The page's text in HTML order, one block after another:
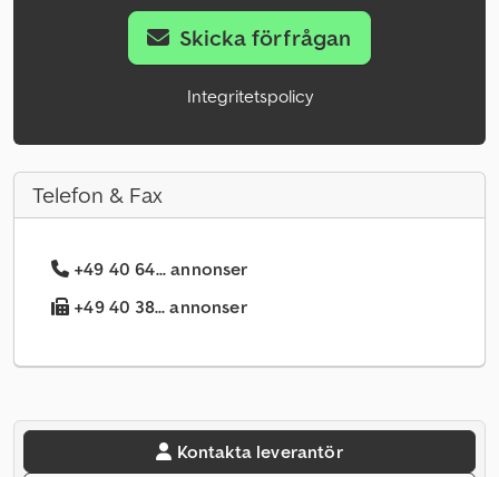
Skicka förfrågan
Integritetspolicy
Telefon & Fax
+49 40 64... annonser
+49 40 38... annonser
Kontakta leverantör